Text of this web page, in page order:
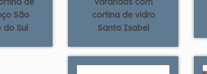
São
do Sul
cortina de vidro
Santa Isabel